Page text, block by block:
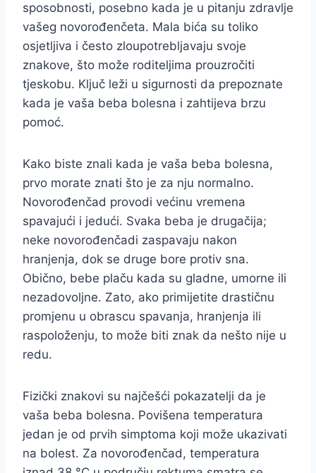
sposobnosti, posebno kada je u pitanju zdravlje
vašeg novorođenčeta. Mala bića su toliko
osjetljiva i često zloupotrebljavaju svoje
znakove, što može roditeljima prouzročiti
tjeskobu. Ključ leži u sigurnosti da prepoznate
kada je vaša beba bolesna i zahtijeva brzu
pomoć.
Kako biste znali kada je vaša beba bolesna,
prvo morate znati što je za nju normalno.
Novorođenčad provodi većinu vremena
spavajući i jedući. Svaka beba je drugačija;
neke novorođenčadi zaspavaju nakon
hranjenja, dok se druge bore protiv sna.
Obično, bebe plaču kada su gladne, umorne ili
nezadovoljne. Zato, ako primijetite drastičnu
promjenu u obrascu spavanja, hranjenja ili
raspoloženju, to može biti znak da nešto nije u
redu.
Fizički znakovi su najčešći pokazatelji da je
vaša beba bolesna. Povišena temperatura
jedan je od prvih simptoma koji može ukazivati
na bolest. Za novorođenčad, temperatura